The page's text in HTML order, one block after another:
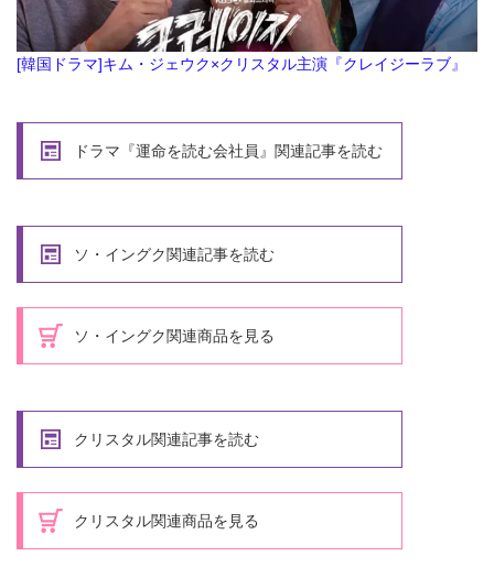
[韓国ドラマ]キム・ジェウク×クリスタル主演『クレイジーラブ』
ドラマ『運命を読む会社員』関連記事を読む
ソ・イングク関連記事を読む
ソ・イングク関連商品を見る
クリスタル関連記事を読む
クリスタル関連商品を見る